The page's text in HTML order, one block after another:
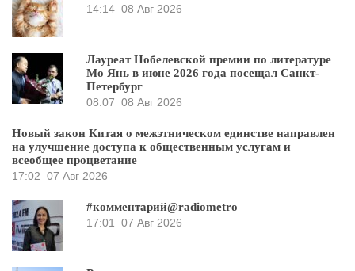
14:14 08 Авг 2026
Лауреат Нобелевской премии по литературе
Мо Янь в июне 2026 года посещал Санкт-
Петербург
08:07 08 Авг 2026
Новый закон Китая о межэтническом единстве направлен
на улучшение доступа к общественным услугам и
всеобщее процветание
17:02 07 Авг 2026
#комментарий@radiometro
17:01
07 Авг 2026